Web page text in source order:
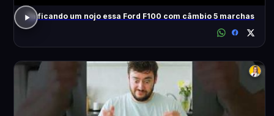
Tá ficando um nojo essa Ford F100 com câmbio 5 marchas